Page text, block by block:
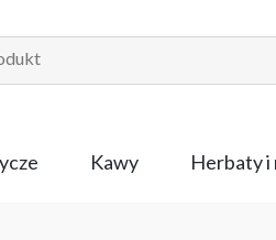
Kawy Herbaty i